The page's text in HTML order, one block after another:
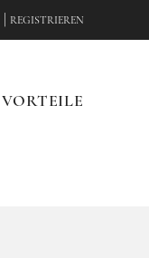
REGISTRIEREN
VORTEILE